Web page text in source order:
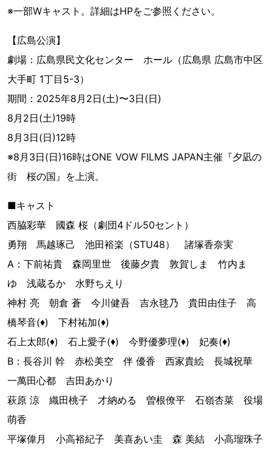
※一部Wキャスト。詳細はHPをご参照ください。
【広島公演】
劇場：広島県民文化センター ホール（広島県 広島市中区
大手町 1丁目5-3）
期間：2025年8月2日(土)〜3日(日)
8月2日(土)19時
8月3日(日)12時
※8月3日(日)16時はONE VOW FILMS JAPAN主催『夕凪の
街 桜の国』を上演。
■キャスト
西脇彩華 國森 桜（劇団4ドル50セント）
勇翔 馬越琢己 池田裕楽（STU48） 諸塚香奈実
A：下前祐貴 森岡里世 後藤夕貴 敦賀しま 竹内ま
ゆ 浅蔵るか 水野ちえり
神村 亮 朝倉 蒼 今川健吾 吉永毬乃 貴田由佳子 高
橋琴音(♦︎) 下村祐加(♦︎)
石上太郎(♦︎) 石上愛子(♦︎) 今野優夢理(♦︎) 妃奏(♦︎)
B：長谷川 幹 赤松美空 伴 優香 西家貴絵 長城祝華
一萬田心都 吉田あかり
萩原 涼 織田桃子 才納める 曽根僚平 石嶺杏菜 役場
萌香
平塚偉月 小高裕紀子 美喜あい圭 森 美結 小高瑠珠子